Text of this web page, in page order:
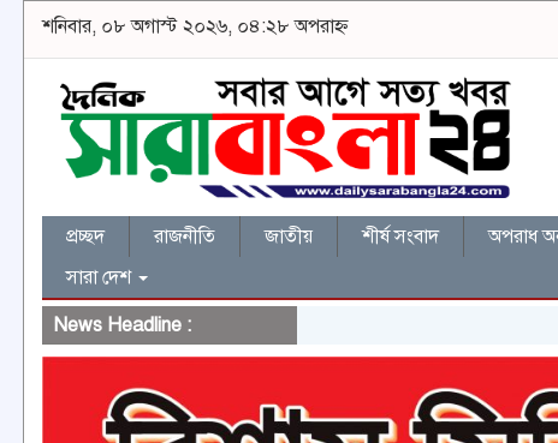
শনিবার, ০৮ অগাস্ট ২০২৬, ০৪:২৮ অপরাহ্ন
প্রচ্ছদ রাজনীতি জাতীয় শীর্ষ সংবাদ অপরাধ
সারা দেশ
News Headline :